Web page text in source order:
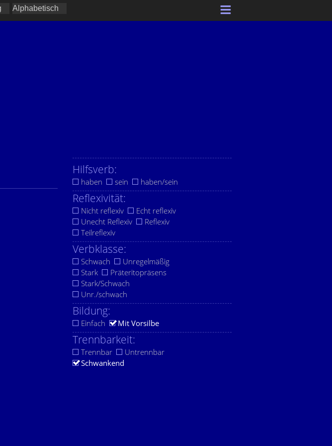
Hilfsverb:
haben sein haben/sein
Reflexivität:
Nicht reflexiv
Echt reflexiv
Unecht Reflexiv
Reflexiv
Teilreflexiv
Verbklasse:
Schwach
Unregelmäßig
Stark
Präteritopräsens
Stark/Schwach
Unr./schwach
Bildung:
Einfach Mit Vorsilbe
Trennbarkeit:
Trennbar
Untrennbar
Schwankend